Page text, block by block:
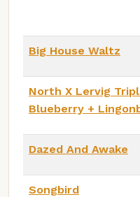
Big House Waltz
North X Lervig
Blueberry +
Dazed And Awake
Songbird